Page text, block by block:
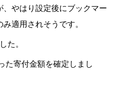
、やはり設定後にブックマー
適用されそうです。
た。
た寄付金額を確定しまし